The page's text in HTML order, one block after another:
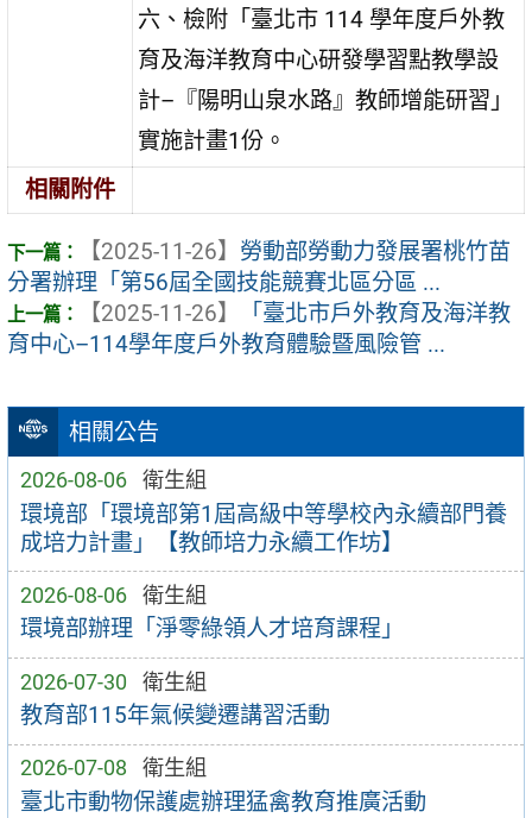
相關公告
2026-08-06 衛生組
環境部「環境部第1屆高級中等學校內永續部門養
成培力計畫」【教師培力永續工作坊】
2026-08-06 衛生組
環境部辦理「淨零綠領人才培育課程」
2026-07-30 衛生組
教育部115年氣候變遷講習活動
2026-07-08 衛生組
臺北市動物保護處辦理猛禽教育推廣活動
六、檢附「臺北市 114 學年度戶外教
育及海洋教育中心研發學習點教學設
計–『陽明山泉水路』教師增能研習」
實施計畫1份。
相關附件
【2025-11-26】 勞動部勞動力發展署桃竹苗
分署辦理「第56屆全國技能競賽北區分區 ...
【2025-11-26】
「臺北市戶外教育及海洋教
育中心–114學年度戶外教育體驗暨風險管 ...